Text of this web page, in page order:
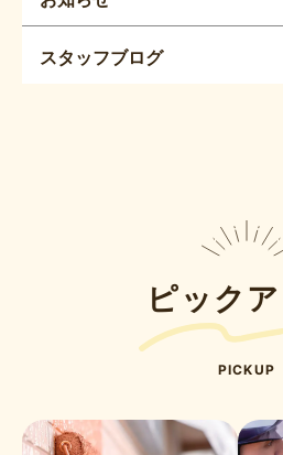
スタッフブログ
ピック
PICKUP